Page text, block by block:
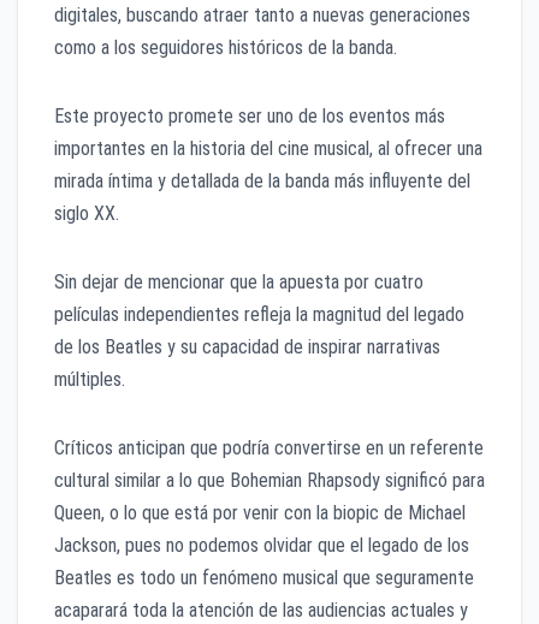
digitales, buscando atraer tanto a nuevas generaciones
como a los seguidores históricos de la banda.
Este proyecto promete ser uno de los eventos más
importantes en la historia del cine musical, al ofrecer una
mirada íntima y detallada de la banda más influyente del
siglo XX.
Sin dejar de mencionar que la apuesta por cuatro
películas independientes refleja la magnitud del legado
de los Beatles y su capacidad de inspirar narrativas
múltiples.
Críticos anticipan que podría convertirse en un referente
cultural similar a lo que Bohemian Rhapsody significó para
Queen, o lo que está por venir con la biopic de Michael
Jackson, pues no podemos olvidar que el legado de los
Beatles es todo un fenómeno musical que seguramente
acaparará toda la atención de las audiencias actuales y